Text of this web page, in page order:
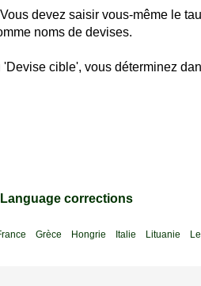
devez saisir vous-même le
noms de devises.
cible', vous déterminez
corrections
Grèce Hongrie Italie Lituanie